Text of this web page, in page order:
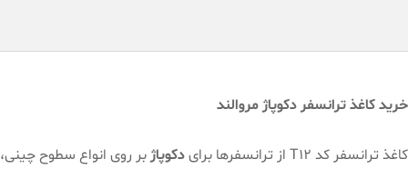
خرید کاغذ ترانسفر دکوپاژ مروالند
کاغذ ترانسفر کد T12 از ترانسفرها برای دکوپاژبر روی انواع سطوح چینی،